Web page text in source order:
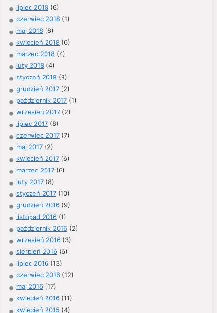
lipiec 2018 (6)
czerwiec 2018 (1)
maj 2018 (8)
kwiecień 2018 (6)
marzec 2018 (4)
luty 2018 (4)
styczeń 2018 (8)
grudzień 2017 (2)
październik 2017 (1)
wrzesień 2017 (2)
lipiec 2017 (8)
czerwiec 2017 (7)
maj 2017 (2)
kwiecień 2017 (6)
marzec 2017 (6)
luty 2017 (8)
styczeń 2017 (10)
grudzień 2016 (9)
listopad 2016 (1)
październik 2016 (2)
wrzesień 2016 (3)
sierpień 2016 (6)
lipiec 2016 (13)
czerwiec 2016 (12)
maj 2016 (17)
kwiecień 2016 (11)
kwiecień 2015 (4)